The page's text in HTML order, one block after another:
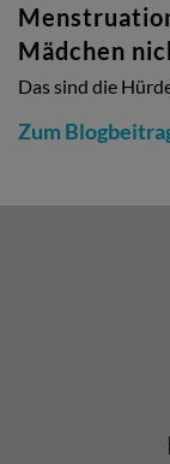
Mädchen
Das sind die
Zum